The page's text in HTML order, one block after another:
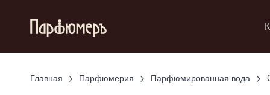
Главная Парфюмерия Парфюмированная вода